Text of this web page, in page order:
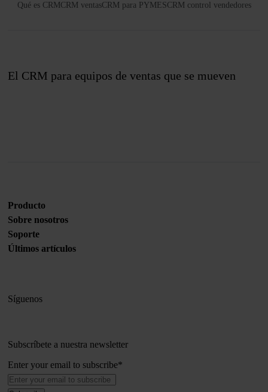
Qué es CRM CRM ventasCRM para PYMESCRM control vendedores
El CRM para equipos de ventas que se mueven
Producto
Sobre nosotros
Soporte
Últimos artículos
Síguenos
Subscríbete a nuestra newsletter
Enter your email to subscribe*